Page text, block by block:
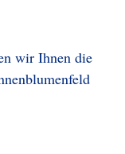
wir Ihnen die